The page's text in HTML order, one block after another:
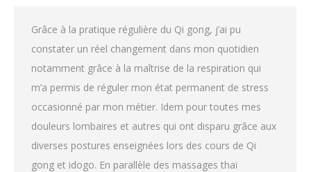
Grâce à la pratique régulière du Qi gong, j’ai pu
constater un réel changement dans mon quotidien
notamment grâce à la maîtrise de la respiration qui
m’a permis de réguler mon état permanent de stress
occasionné par mon métier. Idem pour toutes mes
douleurs lombaires et autres qui ont disparu grâce aux
diverses postures enseignées lors des cours de Qi
gong et idogo. En parallèle des massages thaï